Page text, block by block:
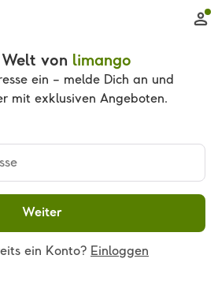
Welt von limango
ein – melde Dich an und
mit exklusiven Angeboten.
Weiter
ein Konto? Einloggen